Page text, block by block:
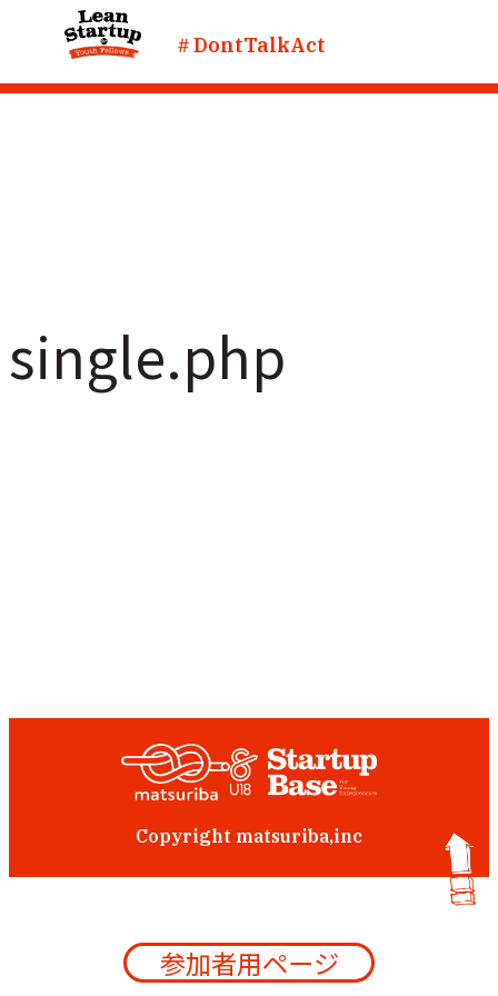
＃DontTalkAct
single.php
参加者用ページ
Copyright matsuriba,inc